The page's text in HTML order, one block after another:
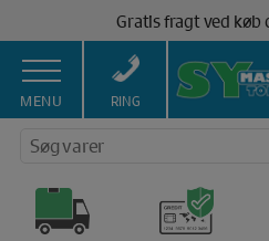
indholdet
Gratis fragt ved køb
Salg af
100% Dansk
Brug for hjælp? Ring
Vi matcher alle
MENU RING
Søg varer